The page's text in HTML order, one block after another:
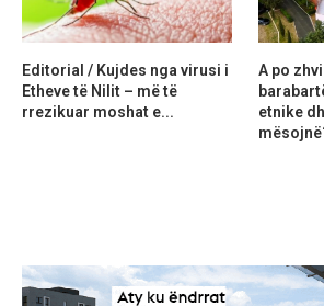
Editorial / Kujdes nga virusi i
Etheve të Nilit – më të
rrezikuar moshat e...
A po
etnike